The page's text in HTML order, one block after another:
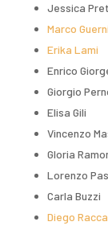
Jessica
Marco
Erika Lami
Enrico
Giorgio
Elisa Gili
Vincenzo
Gloria
Lorenzo
Carla Buzzi
Diego Racca